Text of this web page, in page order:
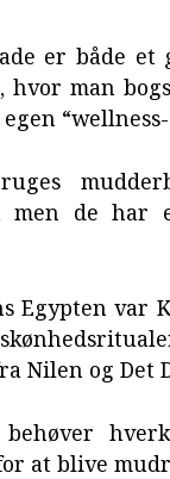
er både et
hvor man
men de har
Egypten var
Nilen og Det
at blive